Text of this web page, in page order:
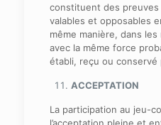
constituent des
valables et opposables
même manière, dans
avec la même force
établi, reçu ou conservé
ACCEPTATION
La participation au jeu-